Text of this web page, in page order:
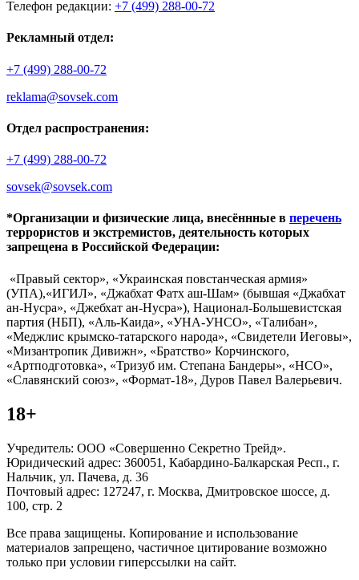
Телефон редакции: +7 (499) 288-00-72
Рекламный отдел:
+7 (499) 288-00-72
reklama@sovsek.com
Отдел распространения:
+7 (499) 288-00-72
sovsek@sovsek.com
*Организации и физические лица, внесённные в перечень
террористов и экстремистов, деятельность которых
запрещена в Российской Федерации:
«Правый сектор», «Украинская повстанческая армия»
(УПА),«ИГИЛ», «Джабхат Фатх аш-Шам» (бывшая «Джабхат
ан-Нусра», «Джебхат ан-Нусра»), Национал-Большевистская
партия (НБП), «Аль-Каида», «УНА-УНСО», «Талибан»,
«Меджлис крымско-татарского народа», «Свидетели Иеговы»,
«Мизантропик Дивижн», «Братство» Корчинского,
«Артподготовка», «Тризуб им. Степана Бандеры», «НСО»,
«Славянский союз», «Формат-18», Дуров Павел Валерьевич.
18+
Учредитель: ООО «Совершенно Секретно Трейд».
Юридический адрес: 360051, Кабардино-Балкарская Респ., г.
Нальчик, ул. Пачева, д. 36
Почтовый адрес: 127247, г. Москва, Дмитровское шоссе, д.
100, стр. 2
Все права защищены. Копирование и использование
материалов запрещено, частичное цитирование возможно
только при условии гиперссылки на сайт.